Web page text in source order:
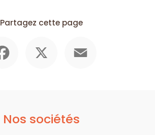
Partagez cette page
Nos sociétés